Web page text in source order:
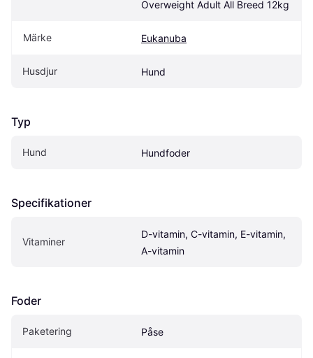
Overweight Adult All Breed 12kg
Märke Eukanuba
Husdjur Hund
Typ
Hund Hundfoder
Specifikationer
Vitaminer
D-vitamin, C-vitamin, E-vitamin,
A-vitamin
Foder
Paketering Påse